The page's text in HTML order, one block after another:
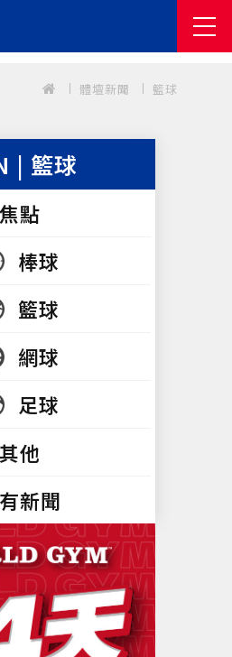
體壇新聞 籃球
| 籃球
焦點
棒球
籃球
網球
足球
其他
新聞